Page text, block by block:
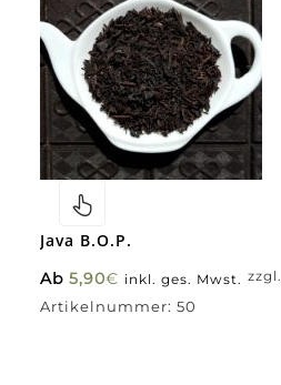
Java B.O.P.
Ab 5,90€ inkl. ges. Mwst. zzgl.
Artikelnummer: 50